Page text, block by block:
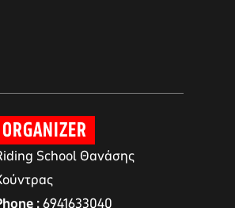
ORGANIZER
School Θανάσης